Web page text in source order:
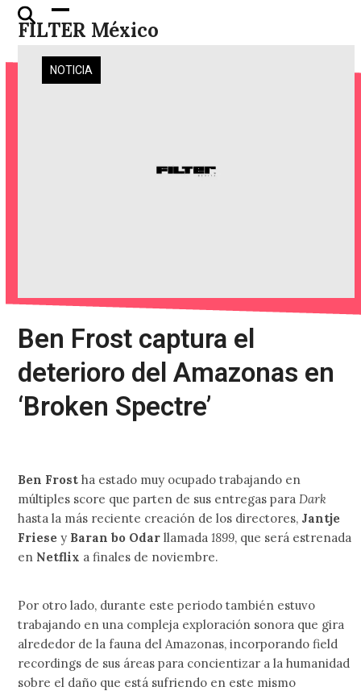
Skip
FILTER México
Open
mobile
menu
Close
mobile
menu
NOTICIA
Ben Frost captura el
deterioro del Amazonas en
‘Broken Spectre’
Ben Frost ha estado muy ocupado trabajando en
múltiples score que parten de sus entregas para Dark
hasta la más reciente creación de los directores, Jantje
Friese y Baran bo Odar llamada 1899, que será estrenada
en Netflix a finales de noviembre.
Por otro lado, durante este periodo también estuvo
trabajando en una compleja exploración sonora que gira
alrededor de la fauna del Amazonas, incorporando field
recordings de sus áreas para concientizar a la humanidad
sobre el daño que está sufriendo en este mismo